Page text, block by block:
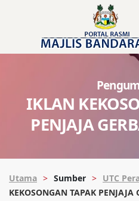
IKLAN
PENJAJA
Utama Sumber UTC
KEKOSONGAN TAPAK PENJAJA